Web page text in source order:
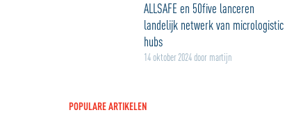
ALLSAFE en 50five lanceren
landelijk netwerk van micrologistic
hubs
14 oktober 2024 door martijn
POPULARE ARTIKELEN